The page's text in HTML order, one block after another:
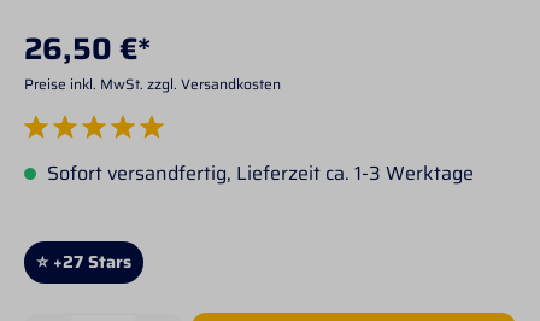
26,50 €*
Preise inkl. MwSt. zzgl. Versandkosten
Durchschnittliche Bewertung von 5 von 5 Sternen
Sofort versandfertig, Lieferzeit ca. 1-3 Werktage
⭐ +27 Stars